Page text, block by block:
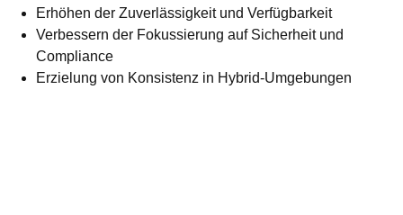
Erhöhen der Zuverlässigkeit und Verfügbarkeit
Verbessern der Fokussierung auf Sicherheit und
Compliance
Erzielung von Konsistenz in Hybrid-Umgebungen